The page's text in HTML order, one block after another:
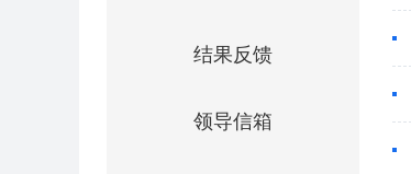
结果反馈
领导信箱